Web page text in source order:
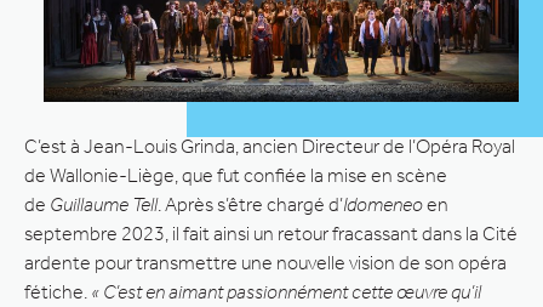
C’est à Jean-Louis Grinda, ancien Directeur de l’Opéra Royal
de Wallonie-Liège, que fut confiée la mise en scène
de Guillaume Tell. Après s’être chargé d’Idomeneoen
septembre 2023, il fait ainsi un retour fracassant dans la Cité
ardente pour transmettre une nouvelle vision de son opéra
fétiche. « C’est en aimant passionnément cette œuvre qu’il